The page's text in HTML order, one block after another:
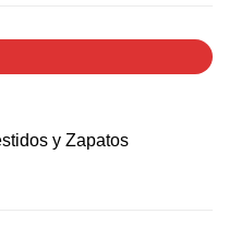
y Zapatos